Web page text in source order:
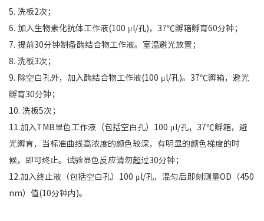
5. 洗板2次；
6. 加入生物素化抗体工作液(100 μl/孔)，37℃孵箱孵育60分钟；
7. 提前30分钟制备酶结合物工作液。室温避光放置；
8. 洗板3次；
9. 除空白孔外，加入酶结合物工作液(100 μl/孔)。37℃孵箱，避光
孵育30分钟；
10. 洗板5次；
11.加入TMB显色工作液（包括空白孔）100 μl/孔，37℃孵箱，避
光孵育，当标准曲线高浓度的颜色较深，有明显的颜色梯度的时
候，即可终止。试验显色反应请勿超过30分钟；
12.加入终止液（包括空白孔）100 μl/孔，混匀后即刻测量OD（450
nm）值(10分钟内)。